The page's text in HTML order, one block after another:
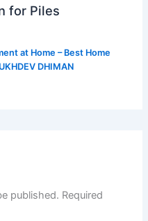
for Piles
at Home – Best Home
DHIMAN
published. Required